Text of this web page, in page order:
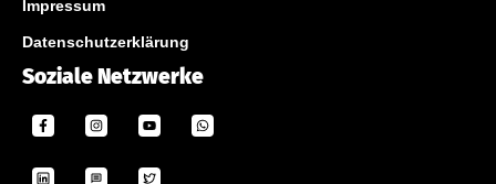
Impressum
Datenschutzerklärung
Soziale Netzwerke